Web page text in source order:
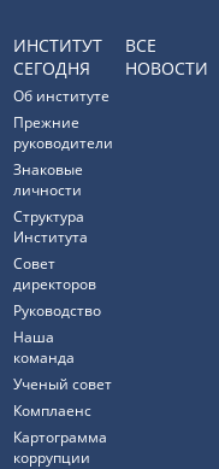
ИНСТИТУТ
СЕГОДНЯ
Об институте
Прежние
руководители
Знаковые
личности
Структура
Института
Совет
директоров
Руководство
Наша
команда
Ученый совет
Комплаенс
Картограмма
коррупции
ВСЕ
НОВОСТИ